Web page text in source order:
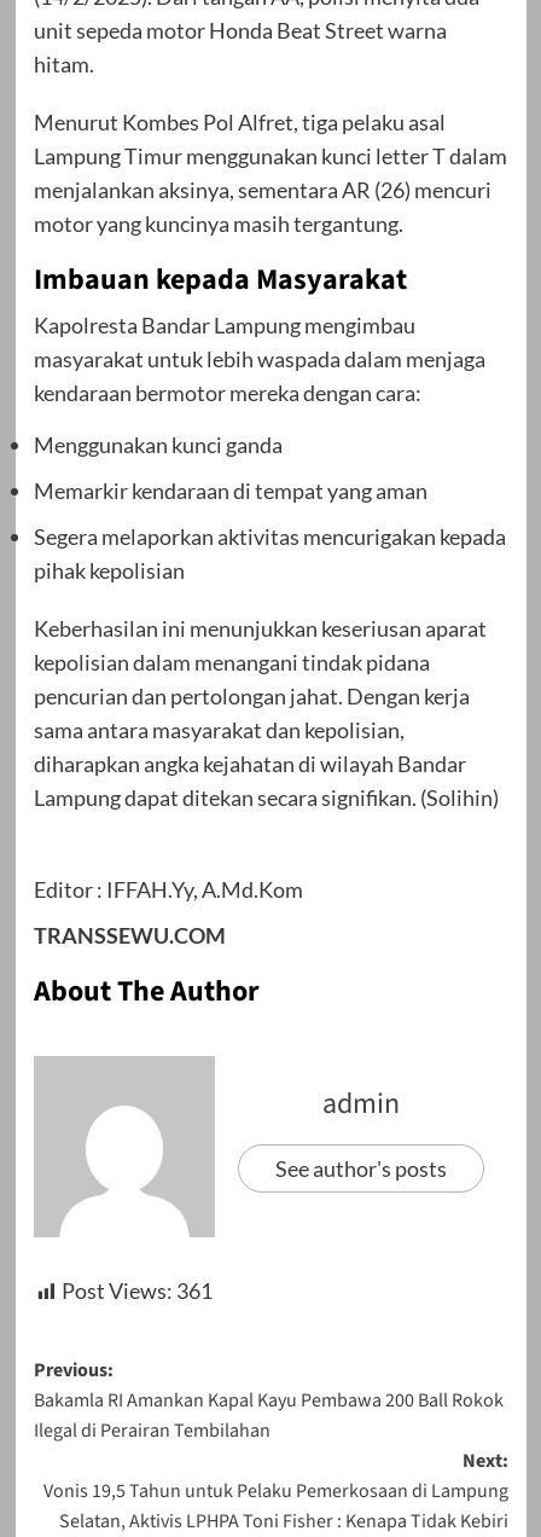
unit sepeda motor Honda Beat Street warna
hitam.
Menurut Kombes Pol Alfret, tiga pelaku asal
Lampung Timur menggunakan kunci letter T dalam
menjalankan aksinya, sementara AR (26) mencuri
motor yang kuncinya masih tergantung.
Imbauan kepada Masyarakat
Kapolresta Bandar Lampung mengimbau
masyarakat untuk lebih waspada dalam menjaga
kendaraan bermotor mereka dengan cara:
Menggunakan kunci ganda
Memarkir kendaraan di tempat yang aman
Segera melaporkan aktivitas mencurigakan kepada
pihak kepolisian
Keberhasilan ini menunjukkan keseriusan aparat
kepolisian dalam menangani tindak pidana
pencurian dan pertolongan jahat. Dengan kerja
sama antara masyarakat dan kepolisian,
diharapkan angka kejahatan di wilayah Bandar
Lampung dapat ditekan secara signifikan. (Solihin)
Editor : IFFAH.Yy, A.Md.Kom
TRANSSEWU.COM
About The Author
admin
See author's posts
Post Views: 361
Post
navigation
Previous:
Bakamla RI Amankan Kapal Kayu Pembawa 200 Ball Rokok
Ilegal di Perairan Tembilahan
Next:
Vonis 19,5 Tahun untuk Pelaku Pemerkosaan di Lampung
Selatan, Aktivis LPHPA Toni Fisher : Kenapa Tidak Kebiri